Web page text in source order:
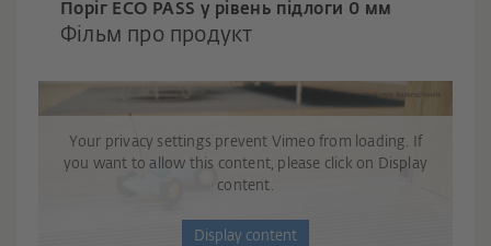
Поріг ECO PASS у рівень підлоги 0 мм
Фільм про продукт
Your privacy settings prevent Vimeo from loading. If
you want to allow this content, please click on Display
content.
Display content